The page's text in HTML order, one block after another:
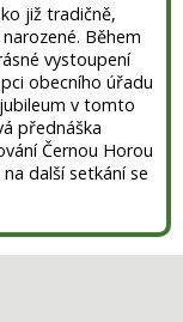
již tradičně,
Během
vystoupení
obecního úřadu
v tomto
přednáška
Černou Horou
další setkání se